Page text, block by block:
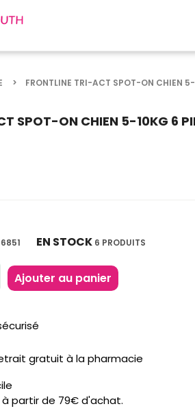
FRONTLINE TRI-ACT SPOT-ON CHIEN 5-
SPOT-ON CHIEN 5-10KG 6
EN STOCK 6 PRODUITS
Ajouter au panier
gratuit à la pharmacie
partir de 79€ d'achat.